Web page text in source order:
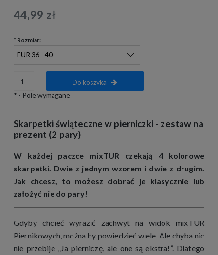
44,99 zł
* Rozmiar:
Do koszyka
* - Pole wymagane
Skarpetki świąteczne w pierniczki - zestaw na
prezent (2 pary)
W każdej paczce mixTUR czekają 4 kolorowe
skarpetki. Dwie z jednym wzorem i dwie z drugim.
Jak chcesz, to możesz dobrać je klasycznie lub
założyć nie do pary!
Gdyby chcieć wyrazić zachwyt na widok mixTUR
Piernikowych, można by powiedzieć wiele. Ale chyba nic
nie przebije „Ja pierniczę, ale one są ekstra!”. Dlatego